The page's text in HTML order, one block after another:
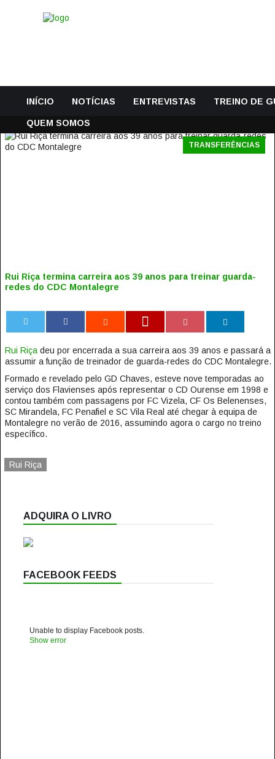
INÍCIO NOTÍCIAS ENTREVISTAS TREINO DE
QUEM SOMOS
TRANSFERÊNCIAS
Rui Riça termina carreira aos 39 anos para treinar guarda-
redes do CDC Montalegre
Rui Riçadeu por encerrada a sua carreira aos 39 anos e passará a
assumir a função de treinador de guarda-redes do CDC Montalegre.
Formado e revelado pelo GD Chaves, esteve nove temporadas ao
serviço dos Flavienses após representar o CD Ourense em 1998 e
contou também com passagens por FC Vizela, CF Os Belenenses,
SC Mirandela, FC Penafiel e SC Vila Real até chegar à equipa de
Montalegre no verão de 2016, assumindo agora o cargo no treino
específico.
Rui Riça
ADQUIRA O LIVRO
FACEBOOK FEEDS
Unable to display Facebook posts.
Show error